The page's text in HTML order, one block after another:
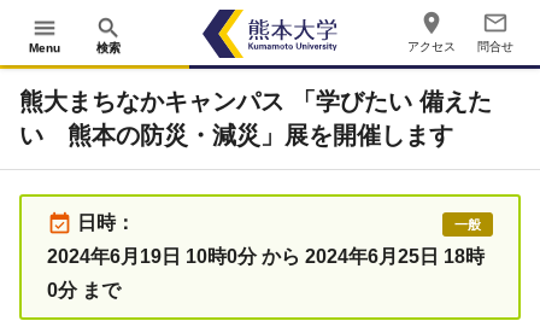
menu
Menu
search
検索
place
アクセス
mail_outline
問合せ
熊大まちなかキャンパス 「学びたい 備えた
い 熊本の防災・減災」展を開催します
event_available 日時：
2024年6月19日 10時0分 から 2024年6月25日 18時
0分 まで
一般